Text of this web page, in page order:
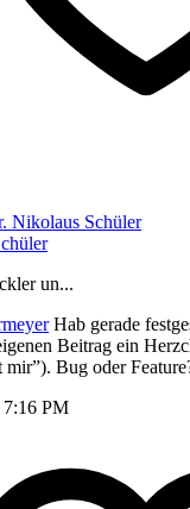
un...
Hab gerade
Beitrag ein
mir”). Bug oder
7:16 PM